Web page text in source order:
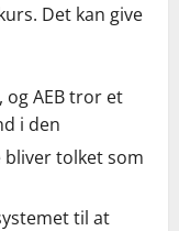
Det kan give
AEB tror et
i den
bliver tolket som
til at